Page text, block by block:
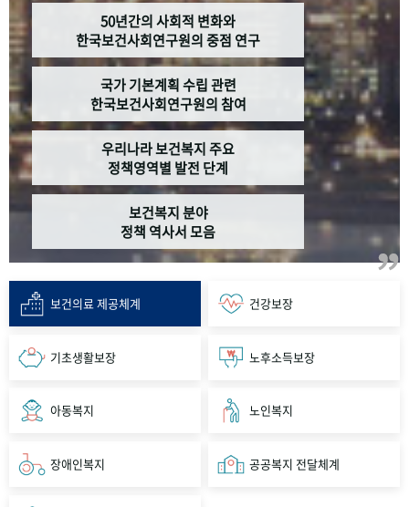
50년간의 사회적 변화와
한국보건사회연구원의 중점 연구
국가 기본계획 수립 관련
한국보건사회연구원의 참여
우리나라 보건복지 주요
정책영역별 발전 단계
보건복지 분야
정책 역사서 모음
보건의료 제공체계 건강보장
기초생활보장 노후소득보장
아동복지 노인복지
장애인복지 공공복지 전달체계